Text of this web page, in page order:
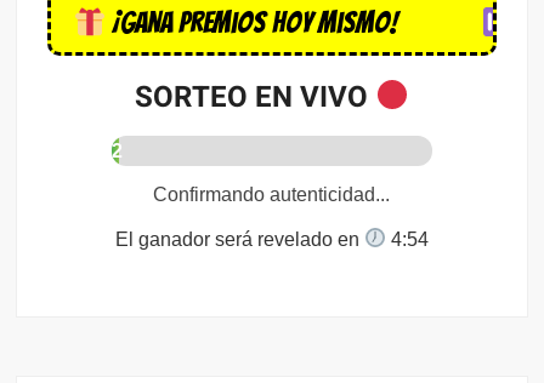
¡Gana premios hoy mismo!
SORTEO EN VIVO
2
Confirmando autenticidad...
El ganador será revelado en 4:53